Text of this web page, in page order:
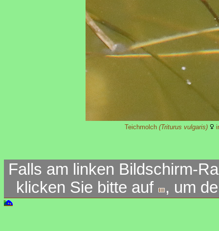
Teichmolch (Triturus vulgaris)
Falls am linken Bildschirm-
klicken Sie bitte auf
, um